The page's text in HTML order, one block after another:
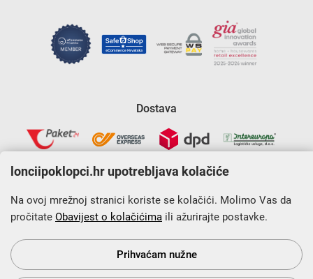
Dostava
Krajnji primatelj financijskog instrumenta sufinanciranog iz
Europskog fonda za regionalni razvoj u sklopu Operativnog
programa „Konkurentnost i kohezija”.
lonciipoklopci.hr upotrebljava kolačiće
Na ovoj mrežnoj stranici koriste se kolačići. Molimo Vas da
pročitate Obavijest o kolačićima ili ažurirajte postavke.
Prihvaćam nužne